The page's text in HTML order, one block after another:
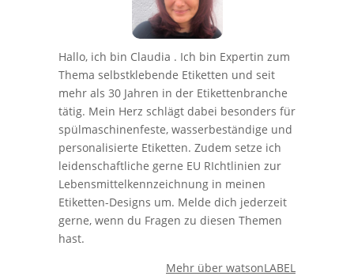
Hallo, ich bin Claudia . Ich bin Expertin zum
Thema selbstklebende Etiketten und seit
mehr als 30 Jahren in der Etikettenbranche
tätig. Mein Herz schlägt dabei besonders für
spülmaschinenfeste, wasserbeständige und
personalisierte Etiketten. Zudem setze ich
leidenschaftliche gerne EU RIchtlinien zur
Lebensmittelkennzeichnung in meinen
Etiketten-Designs um. Melde dich jederzeit
gerne, wenn du Fragen zu diesen Themen
hast.
Mehr über watsonLABEL